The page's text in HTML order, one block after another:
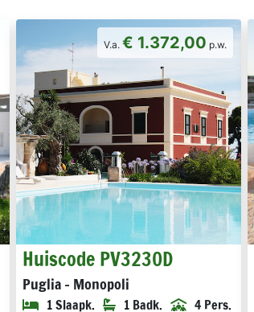
V.a.€ 1.372,00 p.w.
Huiscode PV3230D
Puglia - Monopoli
1 Slaapk. 1 Badk. 4 Pers.